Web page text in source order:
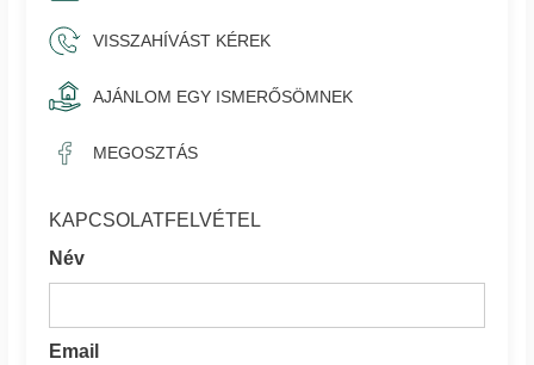
VISSZAHÍVÁST KÉREK
AJÁNLOM EGY ISMERŐSÖMNEK
MEGOSZTÁS
KAPCSOLATFELVÉTEL
Név
Email